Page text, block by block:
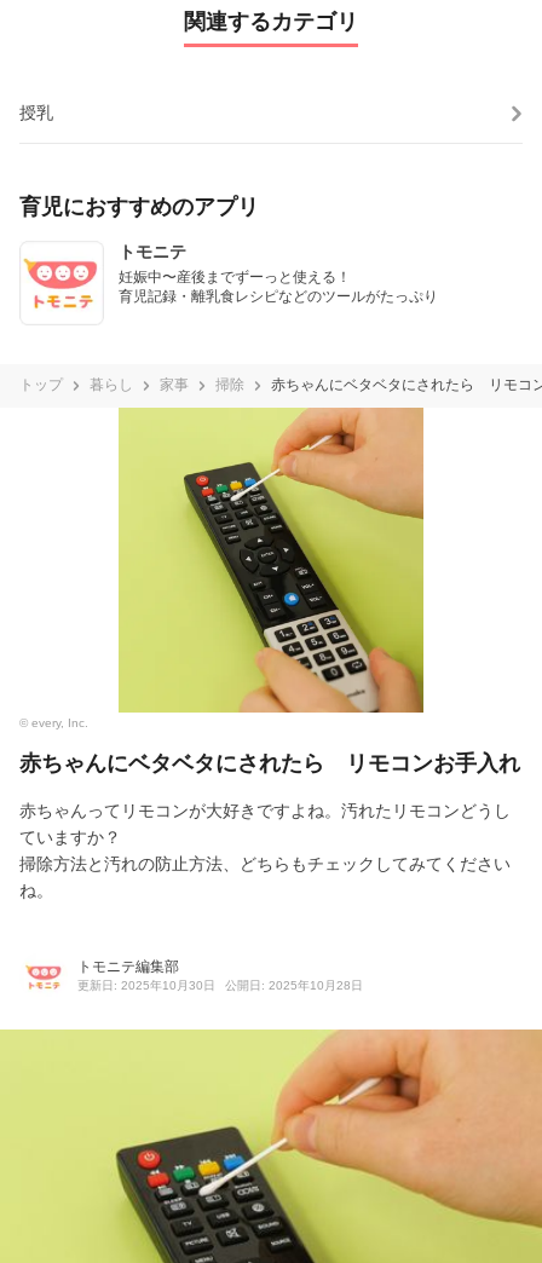
関連するカテゴリ
授乳
育児におすすめのアプリ
トモニテ
妊娠中〜産後までずーっと使える！
育児記録・離乳食レシピなどのツールがたっぷり
トップ 暮らし 家事 掃除 赤ちゃんにベタベタにされたら リモコ
© every, Inc.
赤ちゃんにベタベタにされたら リモコンお手入れ
赤ちゃんってリモコンが大好きですよね。汚れたリモコンどうし
ていますか？
掃除方法と汚れの防止方法、どちらもチェックしてみてください
ね。
トモニテ編集部
更新日: 2025年10月30日 公開日: 2025年10月28日